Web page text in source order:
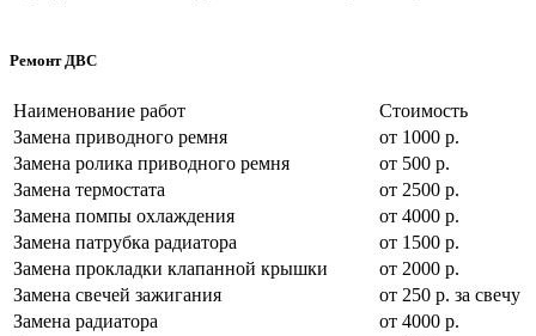
Ремонт ДВС
Наименование работ
Стоимость
Замена приводного ремня
от 1000 р.
Замена ролика приводного ремня
от 500 р.
Замена термостата
от 2500 р.
Замена помпы охлаждения
от 4000 р.
Замена патрубка радиатора
от 1500 р.
Замена прокладки клапанной крышки
от 2000 р.
Замена свечей зажигания
от 250 р. за свечу
Замена радиатора
от 4000 р.